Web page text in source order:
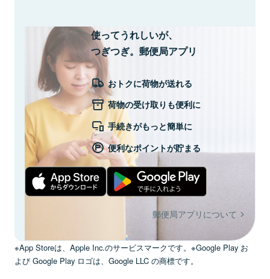
使ってうれしいが、
つぎつぎ。郵便局アプリ
おトクに荷物が送れる
荷物の受け取りも便利に
手続きがもっと簡単に
便利なポイントが貯まる
郵便局アプリについて
※App Storeは、Apple Inc.のサービスマークです。※Google Play お
よび Google Play ロゴは、Google LLC の商標です。